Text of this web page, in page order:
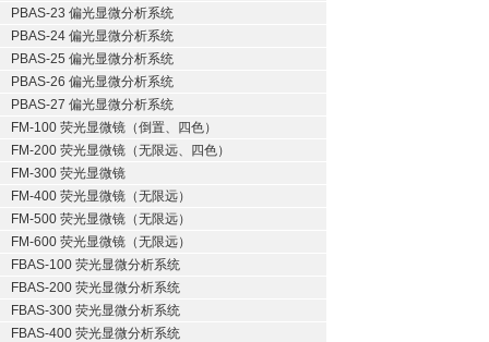
PBAS-23 偏光显微分析系统
PBAS-24 偏光显微分析系统
PBAS-25 偏光显微分析系统
PBAS-26 偏光显微分析系统
PBAS-27 偏光显微分析系统
FM-100 荧光显微镜（倒置、四色）
FM-200 荧光显微镜（无限远、四色）
FM-300 荧光显微镜
FM-400 荧光显微镜（无限远）
FM-500 荧光显微镜（无限远）
FM-600 荧光显微镜（无限远）
FBAS-100 荧光显微分析系统
FBAS-200 荧光显微分析系统
FBAS-300 荧光显微分析系统
FBAS-400 荧光显微分析系统